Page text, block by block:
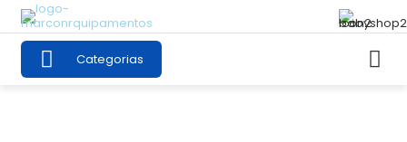
Categorias